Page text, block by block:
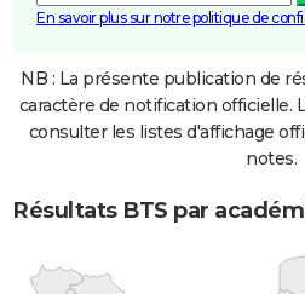
En savoir plus sur notre politique de
NB : La présente publication de
caractère de notification officielle.
consulter les listes d'affichage
notes.
Résultats BTS par